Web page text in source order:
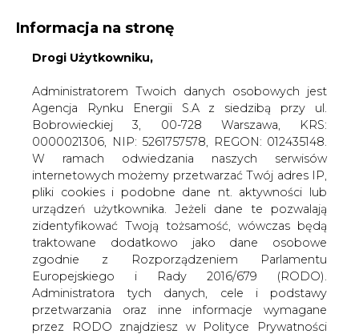
KONTAKT:
WYDAWCA PORTALU:
WYSOKI KONTRAST WIELKOŚĆ TEKSTU A A
ZALOGUJ SIĘ
Informacja na stronę
Drogi Użytkowniku,
Administratorem Twoich danych osobowych jest
Agencja Rynku Energii S.A z siedzibą przy ul.
Bobrowieckiej 3, 00-728 Warszawa, KRS:
0000021306, NIP: 5261757578, REGON: 012435148.
W ramach odwiedzania naszych serwisów
internetowych możemy przetwarzać Twój adres IP,
pliki cookies i podobne dane nt. aktywności lub
urządzeń użytkownika. Jeżeli dane te pozwalają
zidentyfikować Twoją tożsamość, wówczas będą
traktowane dodatkowo jako dane osobowe
zgodnie z Rozporządzeniem Parlamentu
Europejskiego i Rady 2016/679 (RODO).
Administratora tych danych, cele i podstawy
przetwarzania oraz inne informacje wymagane
przez RODO znajdziesz w Polityce Prywatności